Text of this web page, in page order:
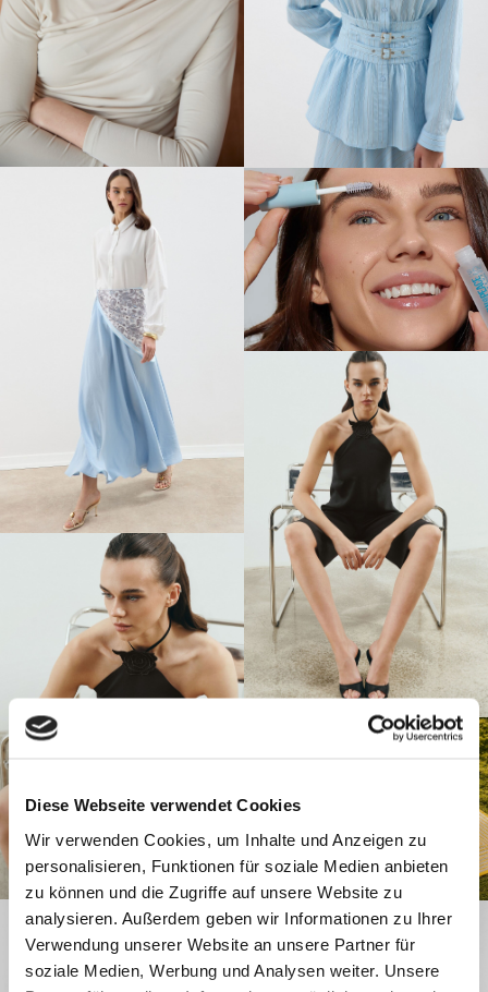
Diese Webseite verwendet Cookies
Wir verwenden Cookies, um Inhalte und Anzeigen zu
personalisieren, Funktionen für soziale Medien anbieten
zu können und die Zugriffe auf unsere Website zu
analysieren. Außerdem geben wir Informationen zu Ihrer
Verwendung unserer Website an unsere Partner für
soziale Medien, Werbung und Analysen weiter. Unsere